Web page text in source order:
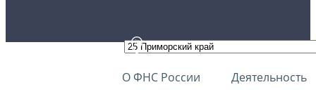
О ФНС России Деятельность